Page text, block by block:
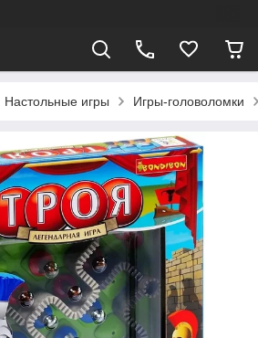
Настольные игры Игры-головоломки